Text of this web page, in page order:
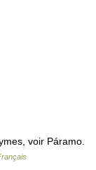
voir Páramo.